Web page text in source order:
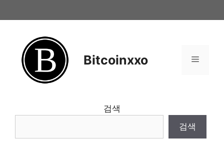
to
Bitcoinxxo Menu
검색
검색